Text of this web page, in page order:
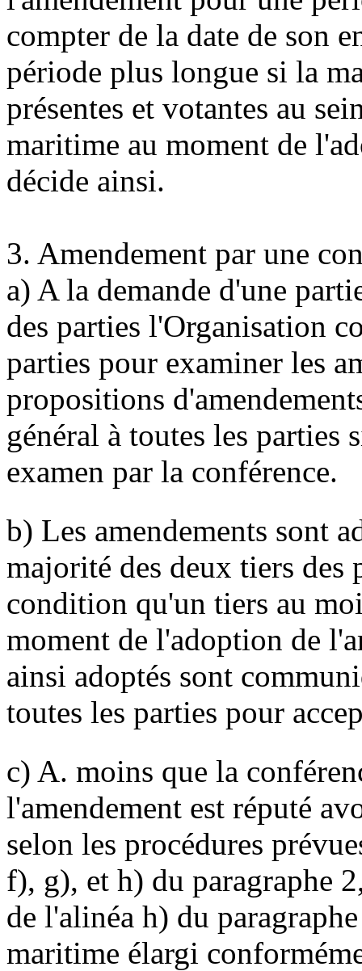
compter de la date de son
période plus longue si la
présentes et votantes au
maritime au moment de
décide ainsi.
3. Amendement par une
a) A la demande d'une
des parties l'Organisation
parties pour examiner les
propositions
général à toutes les
examen par la conférence.
b) Les amendements sont
majorité des deux tiers des
condition qu'un tiers au
moment de l'adoption de
ainsi adoptés sont
toutes les parties pour
c) A. moins que la
l'amendement est réputé
selon les procédures
f), g), et h) du paragraphe
de l'alinéa h) du
maritime élargi